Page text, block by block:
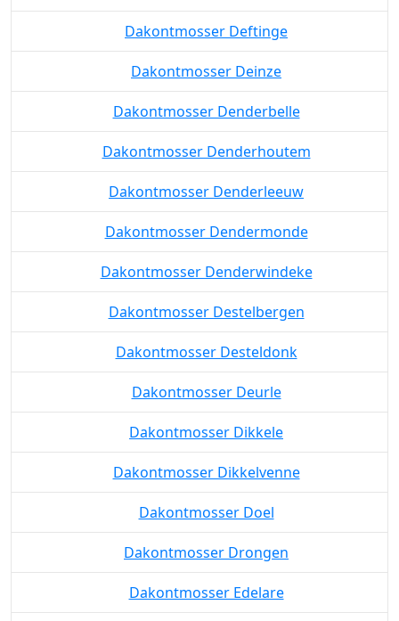
Dakontmosser Deftinge
Dakontmosser Deinze
Dakontmosser Denderbelle
Dakontmosser Denderhoutem
Dakontmosser Denderleeuw
Dakontmosser Dendermonde
Dakontmosser Denderwindeke
Dakontmosser Destelbergen
Dakontmosser Desteldonk
Dakontmosser Deurle
Dakontmosser Dikkele
Dakontmosser Dikkelvenne
Dakontmosser Doel
Dakontmosser Drongen
Dakontmosser Edelare